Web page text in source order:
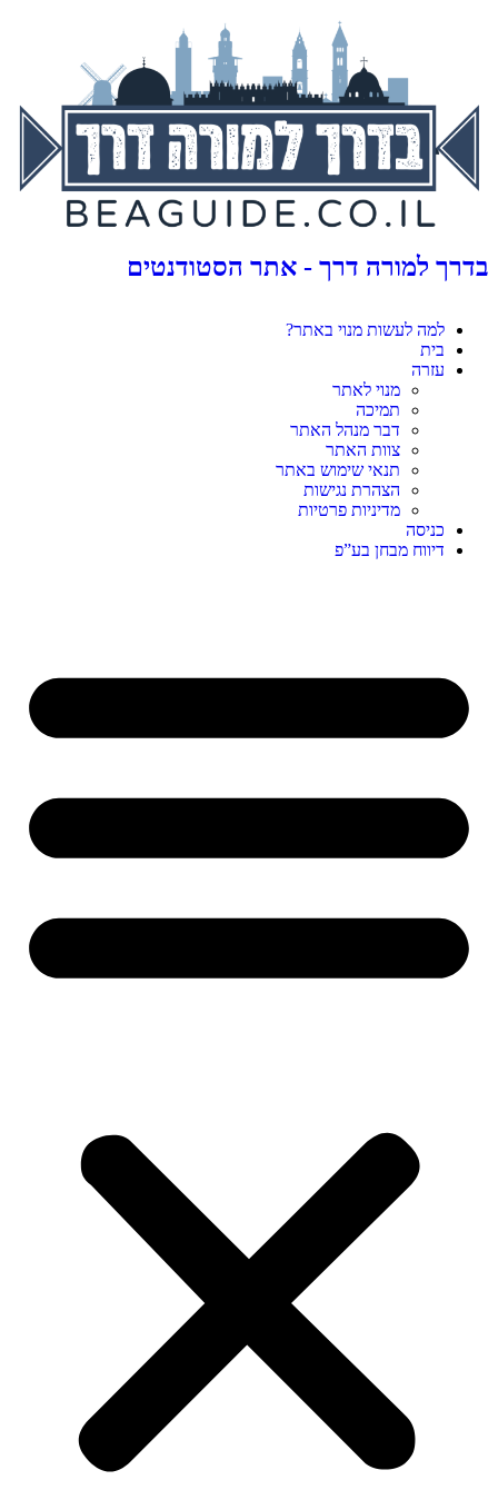
בדרך למורה דרך - אתר הסטודנטים
למה לעשות מנוי באתר?
בית
עזרה
מנוי לאתר
תמיכה
דבר מנהל האתר
צוות האתר
תנאי שימוש באתר
הצהרת נגישות
מדיניות פרטיות
כניסה
דיווח מבחן בע”פ